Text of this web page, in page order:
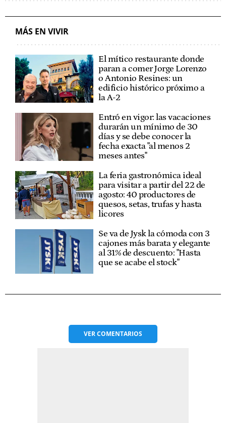
MÁS EN VIVIR
El mítico restaurante donde
paran a comer Jorge Lorenzo
o Antonio Resines: un
edificio histórico próximo a
la A-2
Entró en vigor: las vacaciones
durarán un mínimo de 30
días y se debe conocer la
fecha exacta "al menos 2
meses antes"
La feria gastronómica ideal
para visitar a partir del 22 de
agosto: 40 productores de
quesos, setas, trufas y hasta
licores
Se va de Jysk la cómoda con 3
cajones más barata y elegante
al 31% de descuento: "Hasta
que se acabe el stock"
VERCOMENTARIOS